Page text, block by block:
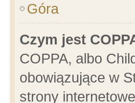
Góra
Czym jest
COPPA, albo
obowiązujące w
strony